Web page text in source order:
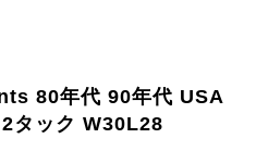
80年代 90年代 USA
タック W30L28